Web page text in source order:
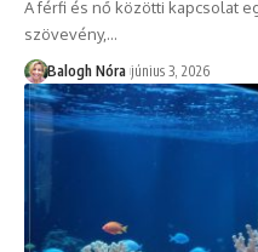
A férfi és nő közötti kapcsolat
szövevény,…
Balogh Nóra június 3, 2026